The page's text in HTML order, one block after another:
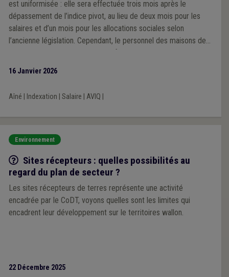
est uniformisée : elle sera effectuée trois mois après le
dépassement de l’indice pivot, au lieu de deux mois pour les
salaires et d’un mois pour les allocations sociales selon
l’ancienne législation. Cependant, le personnel des maisons de
repos et des services d’aide aux familles et aux aînés relevant
fédéraux de la santé. Ainsi, l’indexation des salaires continuera
16 Janvier 2026
Aîné Indexation Salaire AVIQ
Environnement
Q/R
Sites récepteurs : quelles possibilités au
regard du plan de secteur ?
Les sites récepteurs de terres représente une activité
encadrée par le CoDT, voyons quelles sont les limites qui
encadrent leur développement sur le territoires wallon.
22 Décembre 2025